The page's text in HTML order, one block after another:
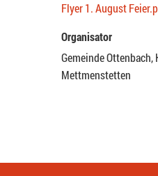
Flyer 1. August
Organisator
Gemeinde
Mettmenstetten